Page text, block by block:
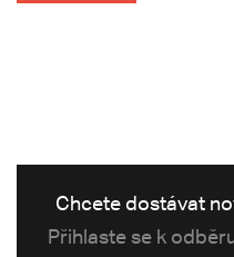
Chcete dostávat
Přihlaste se k